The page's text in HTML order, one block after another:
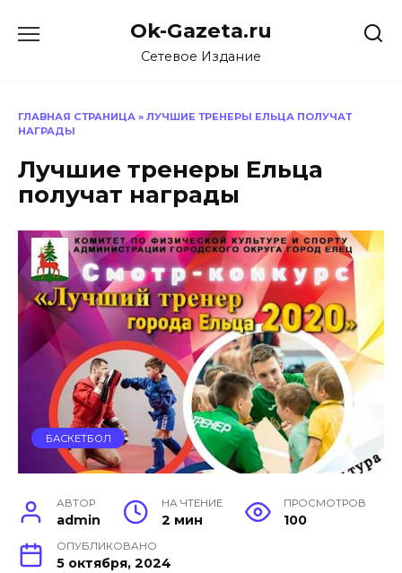
Ok-Gazeta.ru
Сетевое Издание
ГЛАВНАЯ СТРАНИЦА » ЛУЧШИЕ ТРЕНЕРЫ ЕЛЬЦА ПОЛУЧАТ
НАГРАДЫ
Лучшие тренеры Ельца
получат награды
БАСКЕТБОЛ
АВТОР
admin
НА ЧТЕНИЕ
2 мин
ПРОСМОТРОВ
100
ОПУБЛИКОВАНО
5 октября, 2024